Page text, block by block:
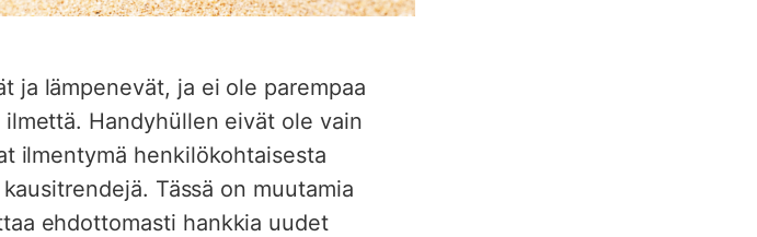
ja lämpenevät, ja ei ole parempaa
Handyhüllen eivät ole vain
ilmentymä henkilökohtaisesta
Tässä on muutamia
ehdottomasti hankkia uudet